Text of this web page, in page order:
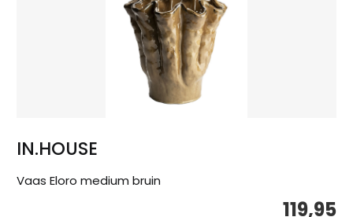
IN.HOUSE
Vaas Eloro medium bruin
119,95